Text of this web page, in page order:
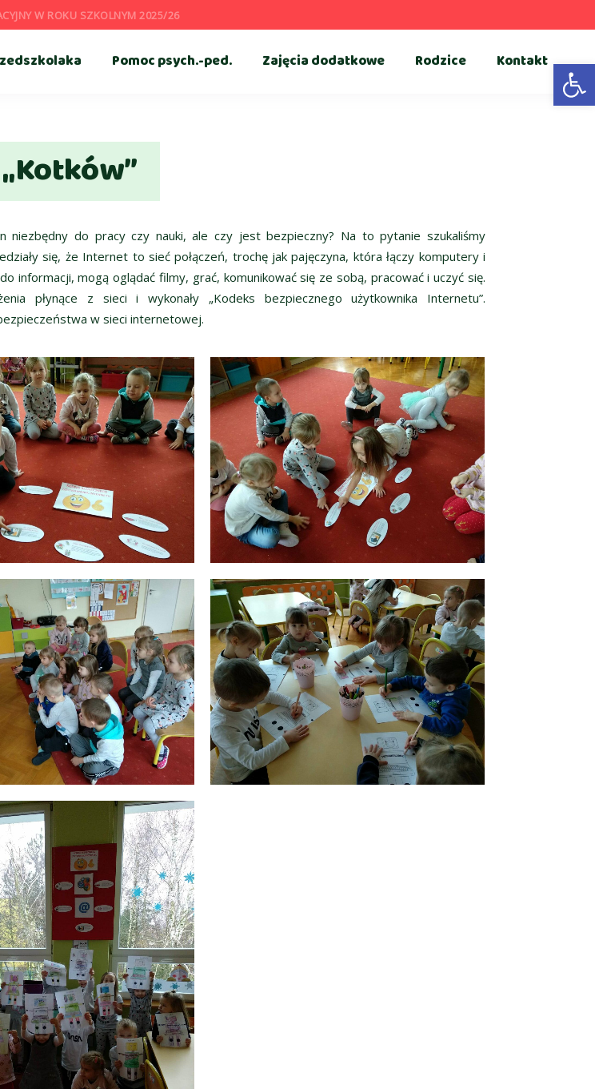
W ROKU SZKOLNYM 2025/26
Pomoc psych.-ped. Zajęcia dodatkowe Rodzice Kontakt
niezbędny do pracy czy nauki, ale czy jest bezpieczny? Na to pytanie szukaliśmy
się, że Internet to sieć połączeń, trochę jak pajęczyna, która łączy komputery i
informacji, mogą oglądać filmy, grać, komunikować się ze sobą, pracować i uczyć się.
płynące z sieci i wykonały „Kodeks bezpiecznego użytkownika Internetu”.
w sieci internetowej.